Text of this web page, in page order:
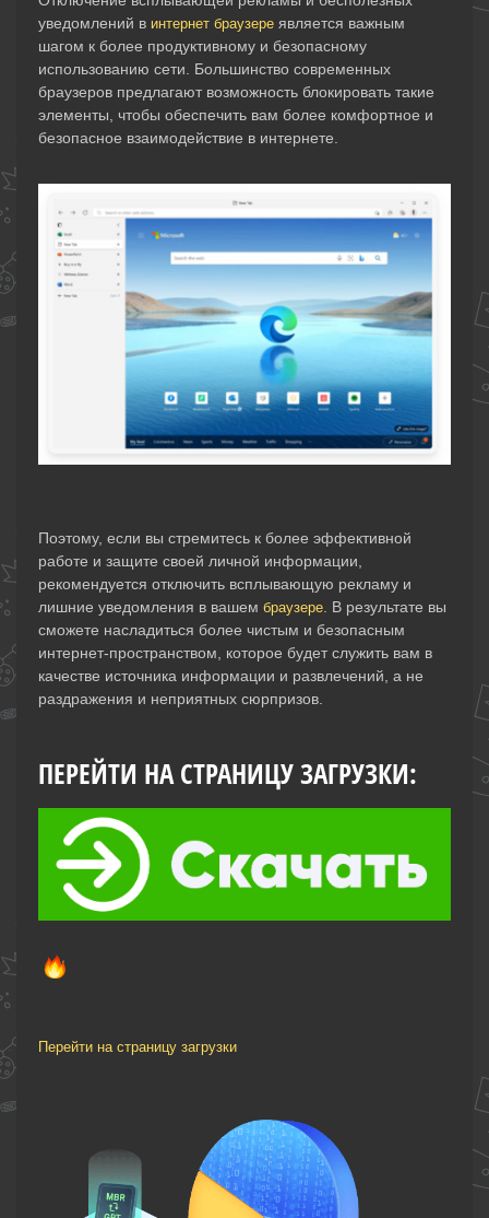
уведомлений в интернет браузере является важным
шагом к более продуктивному и безопасному
использованию сети. Большинство современных
браузеров предлагают возможность блокировать такие
элементы, чтобы обеспечить вам более комфортное и
безопасное взаимодействие в интернете.
Поэтому, если вы стремитесь к более эффективной
работе и защите своей личной информации,
рекомендуется отключить всплывающую рекламу и
лишние уведомления в вашем браузере. В результате вы
сможете насладиться более чистым и безопасным
интернет-пространством, которое будет служить вам в
качестве источника информации и развлечений, а не
раздражения и неприятных сюрпризов.
ПЕРЕЙТИ НА СТРАНИЦУ ЗАГРУЗКИ:
Перейти на страницу загрузки